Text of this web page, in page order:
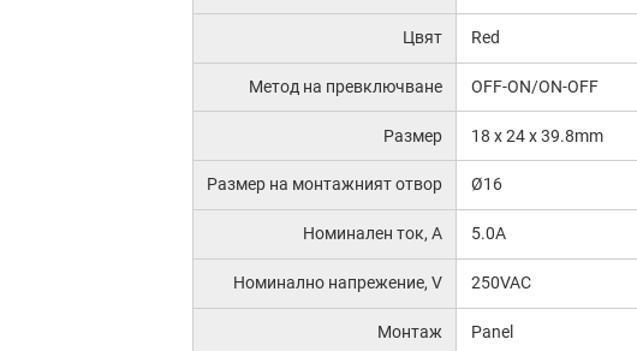
Цвят Red
Метод на превключване OFF-ON/ON-OFF
Размер 18 x 24 x 39.8mm
Размер на монтажният отвор Ø16
Номинален ток, А 5.0A
Номинално напрежение, V 250VAC
Монтаж Panel